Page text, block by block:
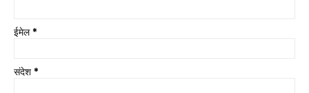
ईमेल *
संदेश *